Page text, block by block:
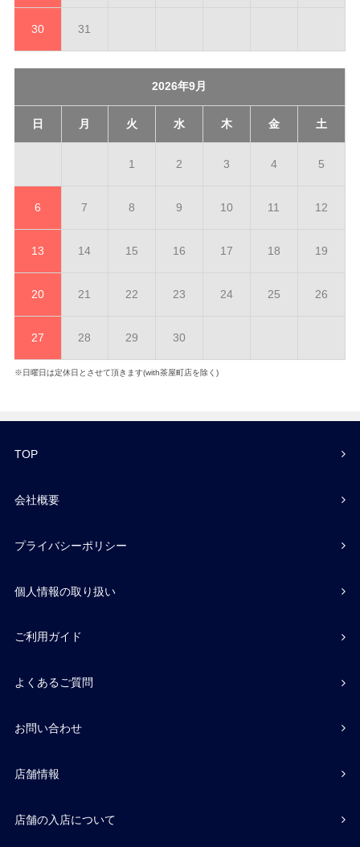
30 31
2026年9月
日 月 火 水 木 金 土
1 2 3 4 5
6 7 8 9 10 11 12
13 14 15 16 17 18 19
20 21 22 23 24 25 26
27 28 29 30
※日曜日は定休日とさせて頂きます(with茶屋町店を除く)
TOP
会社概要
プライバシーポリシー
個人情報の取り扱い
ご利用ガイド
よくあるご質問
お問い合わせ
店舗情報
店舗の入店について